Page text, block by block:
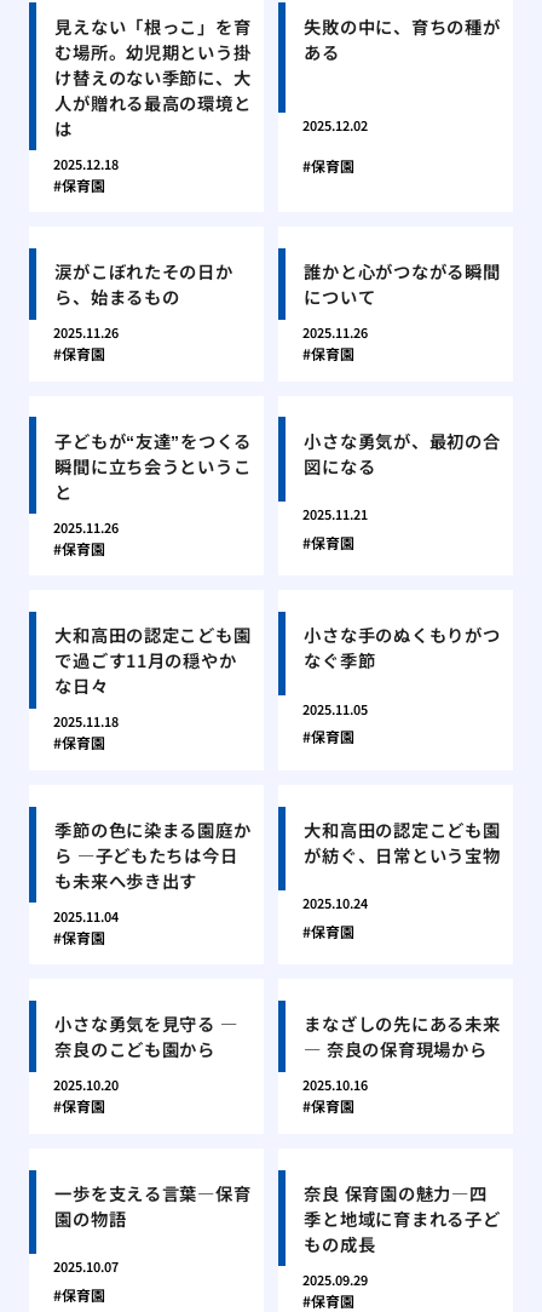
見えない「根っこ」を育
む場所。幼児期という掛
け替えのない季節に、大
人が贈れる最高の環境と
は
2025.12.18
保育園
失敗の中に、育ちの種が
ある
2025.12.02
保育園
涙がこぼれたその日か
ら、始まるもの
2025.11.26
保育園
誰かと心がつながる瞬間
について
2025.11.26
保育園
子どもが“友達”をつくる
瞬間に立ち会うというこ
と
2025.11.26
保育園
小さな勇気が、最初の合
図になる
2025.11.21
保育園
大和高田の認定こども園
で過ごす11月の穏やか
な日々
2025.11.18
保育園
小さな手のぬくもりがつ
なぐ季節
2025.11.05
保育園
季節の色に染まる園庭か
ら ―子どもたちは今日
も未来へ歩き出す
2025.11.04
保育園
大和高田の認定こども園
が紡ぐ、日常という宝物
2025.10.24
保育園
小さな勇気を見守る ―
奈良のこども園から
2025.10.20
保育園
まなざしの先にある未来
― 奈良の保育現場から
2025.10.16
保育園
一歩を支える言葉―保育
園の物語
2025.10.07
保育園
奈良 保育園の魅力―四
季と地域に育まれる子ど
もの成長
2025.09.29
保育園